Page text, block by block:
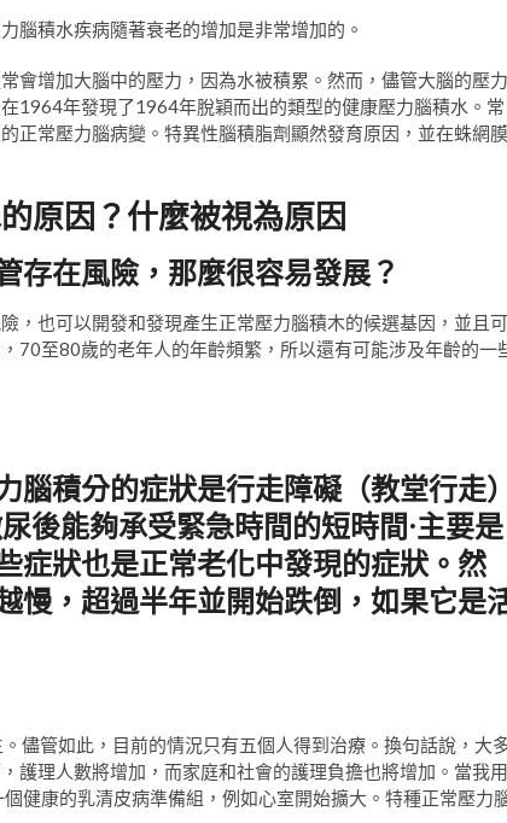
腦積水疾病隨著衰老的增加是非常增加的。
會增加大腦中的壓力，因為水被積累。然而，儘管大腦的壓力
1964年發現了1964年脫穎而出的類型的健康壓力腦積水。常
正常壓力腦病變。特異性腦積脂劑顯然發育原因，並在蛛網膜
原因？什麼被視為原因
存在風險，那麼很容易發展？
，也可以開發和發現產生正常壓力腦積木的候選基因，並且可
70至80歲的老年人的年齡頻繁，所以還有可能涉及年齡的一
積分的症狀是行走障礙（教堂行走）
後能夠承受緊急時間的短時間·主要是
症狀也是正常老化中發現的症狀。然
慢，超過半年並開始跌倒，如果它是
儘管如此，目前的情況只有五個人得到治療。換句話說，大
護理人數將增加，而家庭和社會的護理負擔也將增加。當我用
健康的乳清皮病準備組，例如心室開始擴大。特種正常壓力